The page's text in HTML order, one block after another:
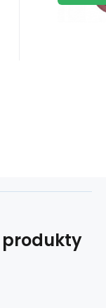
produkty